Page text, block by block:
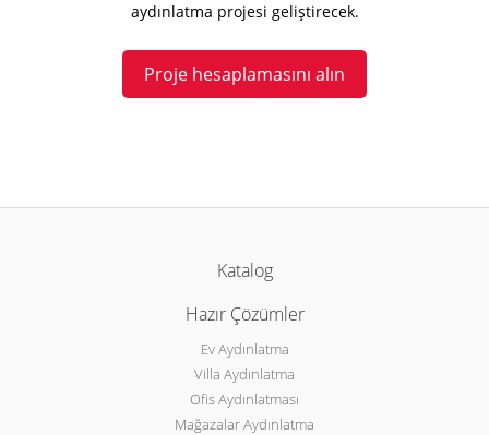
aydınlatma projesi geliştirecek.
Proje hesaplamasını alın
Katalog
Hazır Çözümler
Ev Aydınlatma
Villa Aydınlatma
Ofis Aydınlatması
Mağazalar Aydınlatma